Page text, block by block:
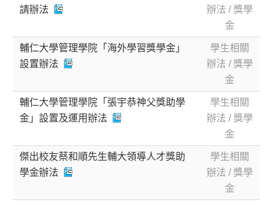
請辦法
辦法 / 獎學
金
輔仁大學管理學院「海外學習獎學金」
設置辦法
學生相關
辦法 / 獎學
金
輔仁大學管理學院「張宇恭神父獎助學
金」設置及運用辦法
學生相關
辦法 / 獎學
金
傑出校友蔡和順先生輔大領導人才獎助
學金辦法
學生相關
辦法 / 獎學
金